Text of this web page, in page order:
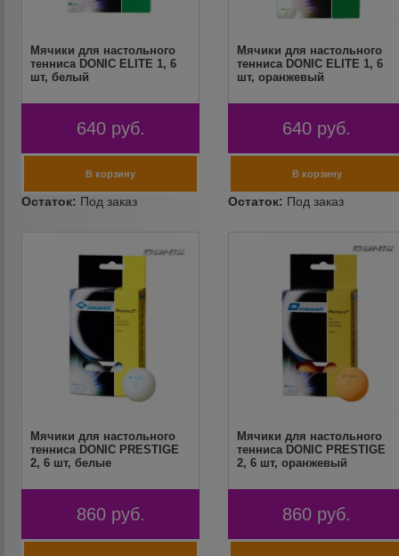
Мячики для настольного
тенниса DONIC ELITE 1, 6
шт, белый
640 руб.
Мячики для настольного
тенниса DONIC ELITE 1, 6
шт, оранжевый
640 руб.
Мячики для настольного
тенниса DONIC PRESTIGE
2, 6 шт, белые
860 руб.
Мячики для настольного
тенниса DONIC PRESTIGE
2, 6 шт, оранжевый
860 руб.